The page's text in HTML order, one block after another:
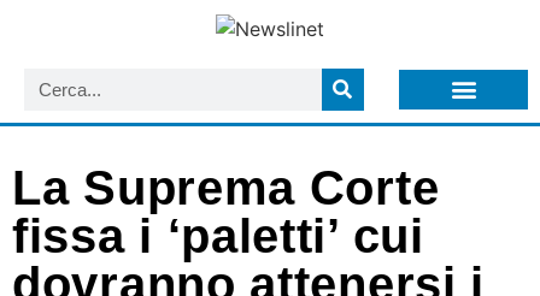
La Suprema Corte
fissa i ‘paletti’ cui
dovranno attenersi i